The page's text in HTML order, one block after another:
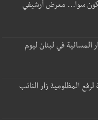
سوا… معرض أرشيفي
في لبنان ليوم
المظلومية زار النائب